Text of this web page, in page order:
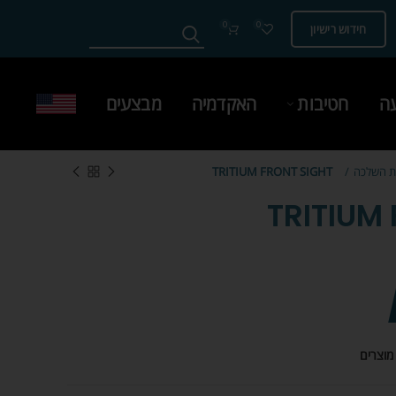
חידוש רישיון 0
0
חטיבות האקדמיה מבצעים
השלכה TRITIUM FRONT SIGHT
TRITIUM